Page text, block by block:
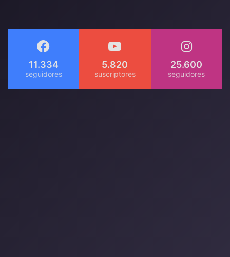
11.334 5.820 25.600